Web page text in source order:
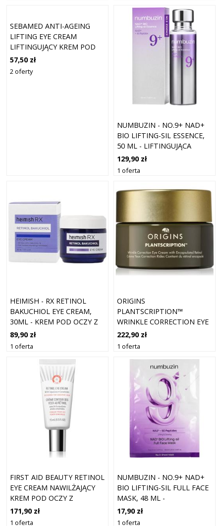
SEBAMED ANTI-AGEING
LIFTING EYE CREAM
LIFTINGUJĄCY KREM POD
OCZY Z KOENZYMEM Q10
15 ML
57,50 zł
2 oferty
NUMBUZIN - NO.9+ NAD+
BIO LIFTING-SIL ESSENCE,
50 ML - LIFTINGUJĄCA
ESENCJA DO TWARZY
129,90 zł
1 oferta
HEIMISH - RX RETINOL
BAKUCHIOL EYE CREAM,
30ML - KREM POD OCZY Z
RETINOLEM I
BAKUCHIOLEM
89,90 zł
1 oferta
ORIGINS
PLANTSCRIPTION™
WRINKLE CORRECTION EYE
CREAM WITH
ENCAPSULATED RETINOL
NAWILŻAJĄCY I
WYGŁADZAJĄCY Z
RETINOLEM 15 ML
222,90 zł
1 oferta
FIRST AID BEAUTY RETINOL
EYE CREAM NAWILŻAJĄCY
KREM POD OCZY Z
RETINOLEM 15 ML
171,90 zł
1 oferta
NUMBUZIN - NO.9+ NAD+
BIO LIFTING-SIL FULL FACE
MASK, 48 ML -
LLIFTINGUJĄCA MASKA DO
TWARZY
17,90 zł
1 oferta